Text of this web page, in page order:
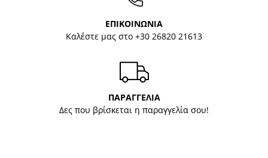
ΕΠΙΚΟΙΝΩΝΙΑ
Καλέστε μας στο +30 26820 21613
ΠΑΡΑΓΓΕΛΙΑ
Δες που βρίσκεται η παραγγελία σου!